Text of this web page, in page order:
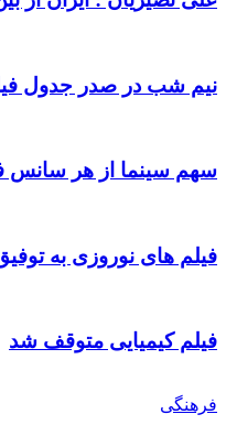
نیم شب در صدر جدول
سهم سینما از هر سانس فقط ۵
فیلم های نوروزی به
فیلم کیمیایی متوقف شد
فرهنگی